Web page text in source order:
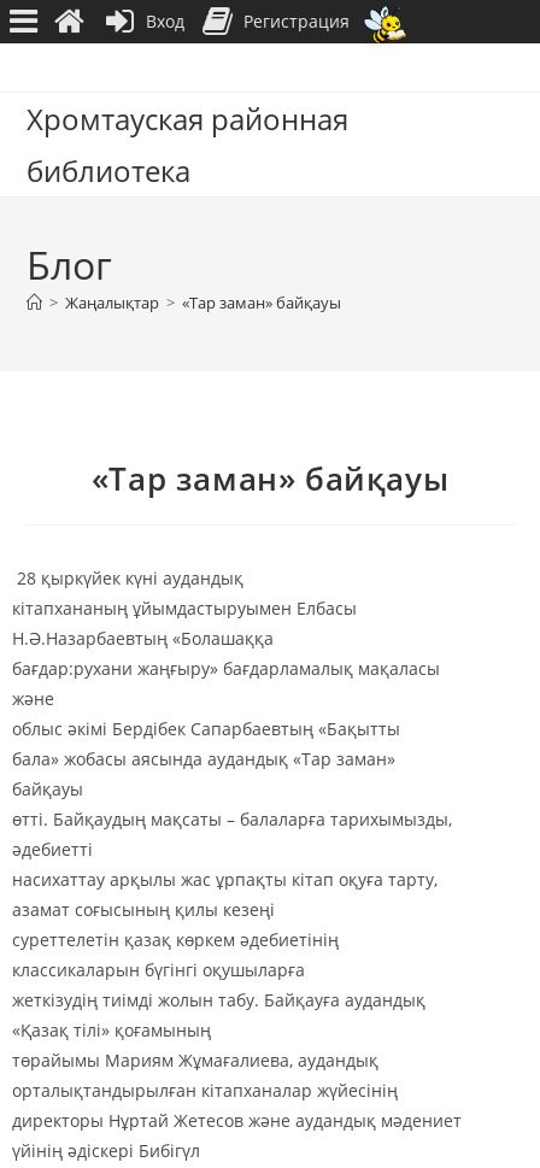
содержимому
Хромтауская районная
библиотека
Блог
> Жаңалықтар > «Тар заман» байқауы
«Тар заман» байқауы
28 қыркүйек күні аудандық
кітапхананың ұйымдастыруымен Елбасы
Н.Ә.Назарбаевтың «Болашаққа
бағдар:рухани жаңғыру» бағдарламалық мақаласы
және
облыс әкімі Бердібек Сапарбаевтың «Бақытты
бала» жобасы аясында аудандық «Тар заман»
байқауы
өтті. Байқаудың мақсаты – балаларға тарихымызды,
әдебиетті
насихаттау арқылы жас ұрпақты кітап оқуға тарту,
азамат соғысының қилы кезеңі
суреттелетін қазақ көркем әдебиетінің
классикаларын бүгінгі оқушыларға
жеткізудің тиімді жолын табу. Байқауға аудандық
«Қазақ тілі» қоғамының
төрайымы Мариям Жұмағалиева, аудандық
орталықтандырылған кітапханалар жүйесінің
директоры Нұртай Жетесов және аудандық мәдениет
үйінің әдіскері Бибігүл
Вход Регистрация